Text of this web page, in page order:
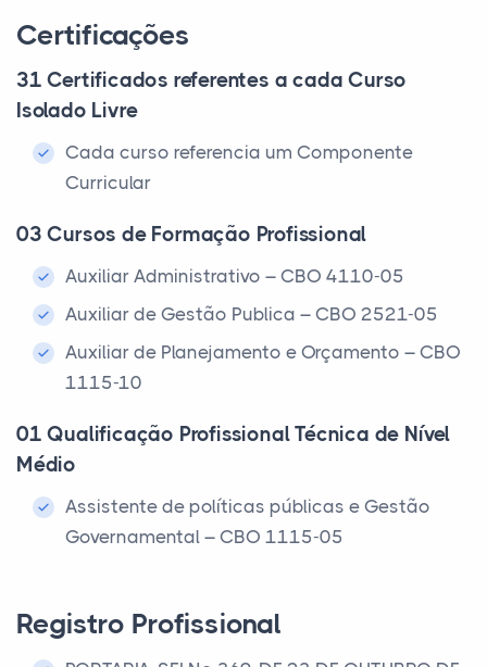
Certificações
31 Certificados referentes a cada Curso
Isolado Livre
Cada curso referencia um Componente
Curricular
03 Cursos de Formação Profissional
Auxiliar Administrativo – CBO 4110-05
Auxiliar de Gestão Publica – CBO 2521-05
Auxiliar de Planejamento e Orçamento – CBO
1115-10
01 Qualificação Profissional Técnica de Nível
Médio
Assistente de políticas públicas e Gestão
Governamental – CBO 1115-05
Registro Profissional